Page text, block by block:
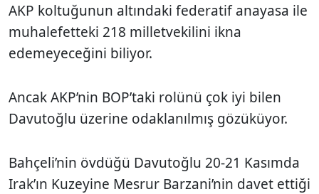
AKP koltuğunun altındaki federatif anayasa ile
muhalefetteki 218 milletvekilini ikna
edemeyeceğini biliyor.
Ancak AKP’nin BOP’taki rolünü çok iyi bilen
Davutoğlu üzerine odaklanılmış gözüküyor.
Bahçeli’nin övdüğü Davutoğlu 20-21 Kasımda
Irak’ın Kuzeyine Mesrur Barzani’nin davet ettiği